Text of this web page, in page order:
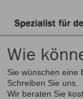
Wie
Sie wünschen eine
Schreiben Sie uns.
Wir beraten Sie